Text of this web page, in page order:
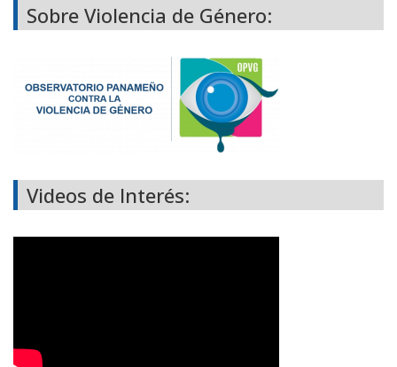
Sobre Violencia de Género:
Videos de Interés: